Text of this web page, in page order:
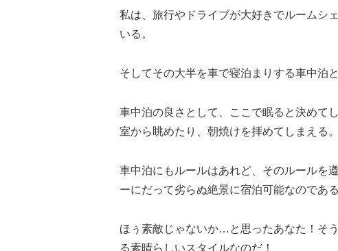
私は、旅行やドライブが大好きでルームシ
いる。
そしてその大半を車で寝泊まりする車中泊
車中泊の良さとして、ここで眠ると決めて
室から眺めたり、朝焼けを拝めてしまえる。
車中泊にもルールはあれど、そのルールを
ーにだって劣らぬ絶景に宿泊可能なのである
ほぅ素敵じゃないか…と思ったあなた！そ
る素晴らしいスタイルなのだ！